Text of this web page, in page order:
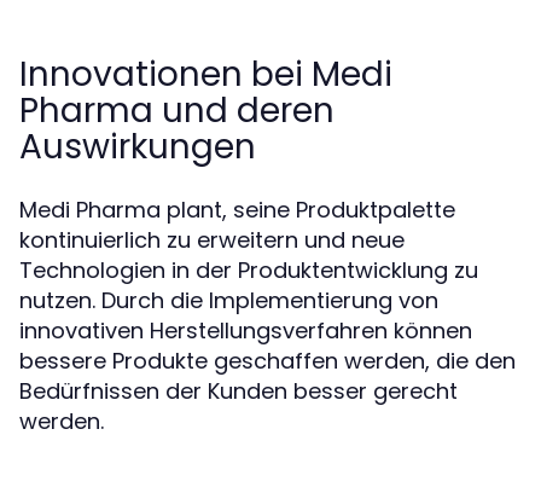
Innovationen bei Medi
Pharma und deren
Auswirkungen
Medi Pharma plant, seine Produktpalette
kontinuierlich zu erweitern und neue
Technologien in der Produktentwicklung zu
nutzen. Durch die Implementierung von
innovativen Herstellungsverfahren können
bessere Produkte geschaffen werden, die den
Bedürfnissen der Kunden besser gerecht
werden.